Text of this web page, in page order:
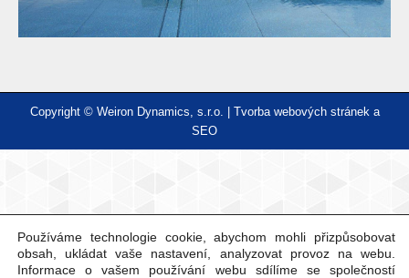
Copyright © Weiron Dynamics, s.r.o. | Tvorba webových stránek a
SEO
Používáme technologie cookie, abychom mohli přizpůsobovat
obsah, ukládat vaše nastavení, analyzovat provoz na webu.
Informace o vašem používání webu sdílíme se společností